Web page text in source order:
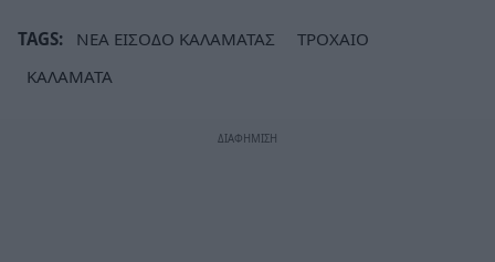
TAGS: ΝΕΑ ΕΙΣΟΔΟ ΚΑΛΑΜΑΤΑΣ
ΤΡΟΧΑΙΟ
ΚΑΛΑΜΑΤΑ